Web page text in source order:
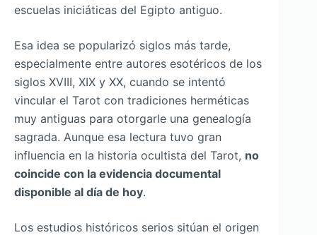
escuelas iniciáticas del Egipto antiguo.
Esa idea se popularizó siglos más tarde,
especialmente entre autores esotéricos de los
siglos XVIII, XIX y XX, cuando se intentó
vincular el Tarot con tradiciones herméticas
muy antiguas para otorgarle una genealogía
sagrada. Aunque esa lectura tuvo gran
influencia en la historia ocultista del Tarot, no
coincide con la evidencia documental
disponible al día de hoy.
Los estudios históricos serios sitúan el origen